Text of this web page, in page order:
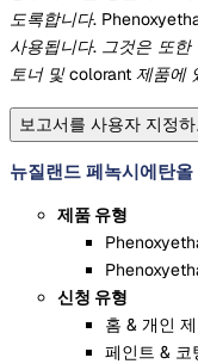
도록합니다.
사용됩니다. 그것은 또
토너 및 colorant 제품에
보고서를 사용자 지정
뉴질랜드 페녹시에탄
제품 유형
신청 유형
홈 & 개인
페인트 & 코